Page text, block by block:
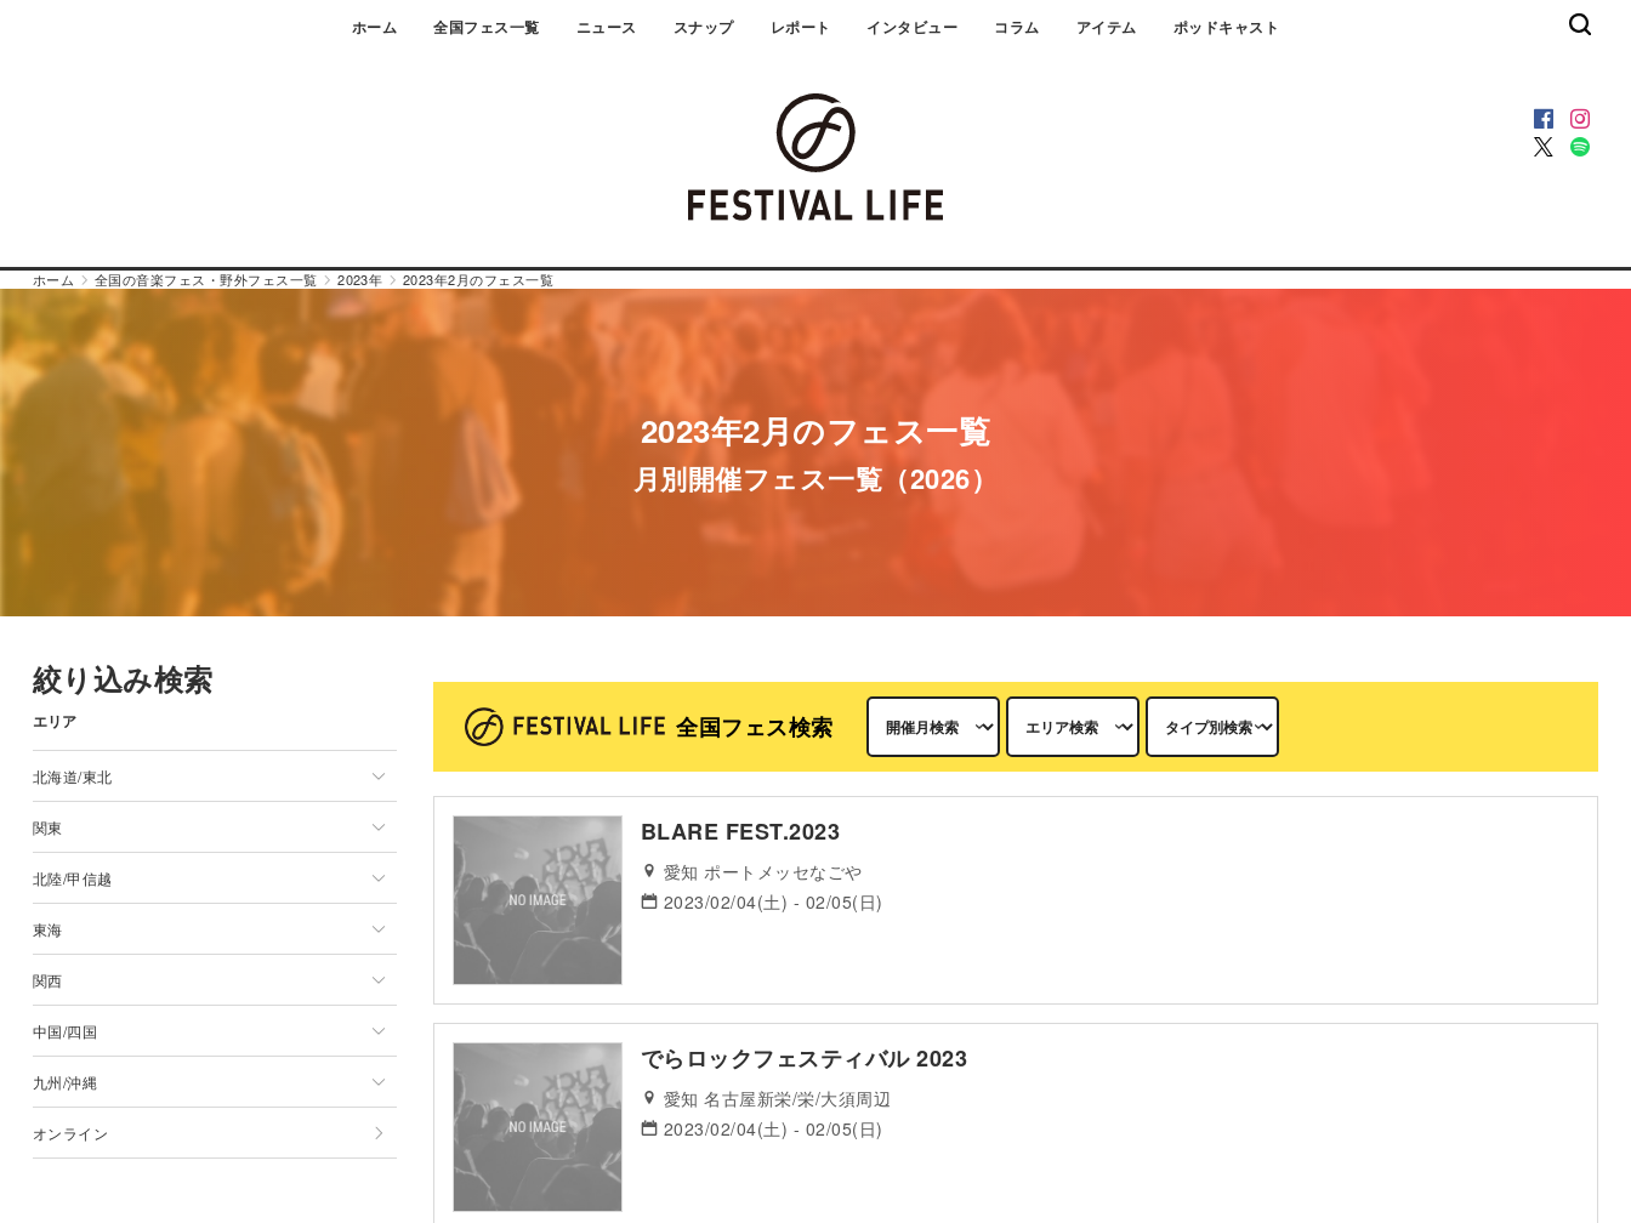
ホーム 全国フェス一覧 ニュース スナップ レポート インタビュー コラム アイテム ポッドキャスト
ホーム 全国の音楽フェス・野外フェス一覧 2023年 2023年2月のフェス一覧
2023年2月のフェス一覧
月別開催フェス一覧（2026）
全国フェス検索
BLARE FEST.2023
愛知 ポートメッセなごや
2023/02/04(土) - 02/05(日)
でらロックフェスティバル 2023
愛知 名古屋新栄/栄/大須周辺
2023/02/04(土) - 02/05(日)
絞り込み検索
エリア
北海道/東北
北海道/東北一覧
北海道
青森県
岩手県
宮城県
秋田県
山形県
関東
関東一覧
東京都
神奈川県
千葉県
埼玉県
茨城県
北陸/甲信越
北陸/甲信越一覧
新潟県
長野県
山梨県
石川県
東海
東海一覧
静岡県
愛知県
岐阜県
関西
関西一覧
大阪府
京都府
中国/四国
中国/四国一覧
広島県
九州/沖縄
九州/沖縄一覧
オンライン